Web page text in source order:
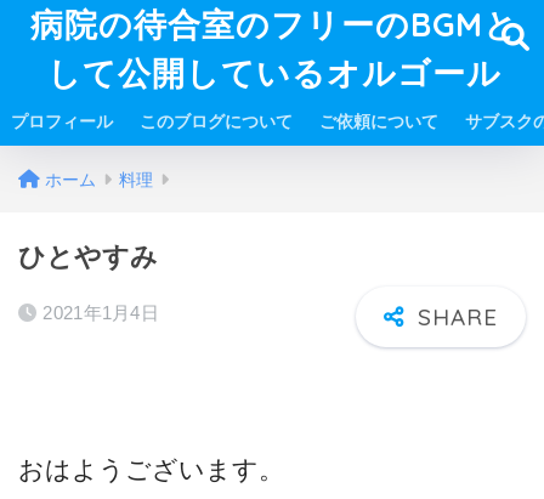
病院の待合室のフリーのBGMと
して公開しているオルゴール
プロフィール このブログについて ご依頼について サブスク
ホーム 料理
ひとやすみ
2021年1月4日
おはようございます。